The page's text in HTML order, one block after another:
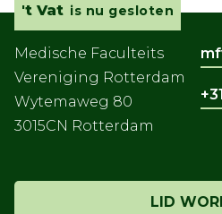
't Vat is nu gesloten
Medische Faculteits
Vereniging Rotterdam
Wytemaweg 80
3015CN Rotterdam
LID